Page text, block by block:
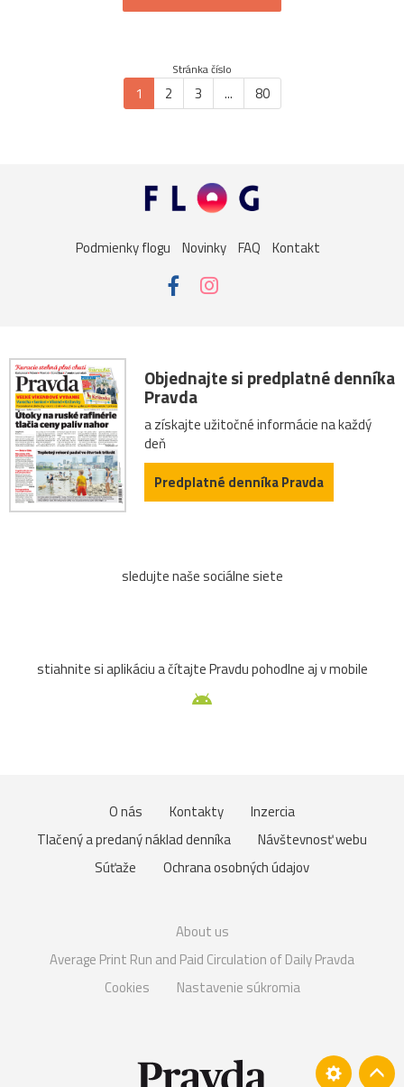
Stránka číslo
1 2 3 ... 80
Podmienky flogu Novinky FAQ Kontakt
Objednajte si predplatné denníka
Pravda
a získajte užitočné informácie na každý
deň
Predplatné denníka Pravda
sledujte naše sociálne siete
stiahnite si aplikáciu a čítajte Pravdu pohodlne aj v mobile
O nás Kontakty
Inzercia
Tlačený a predaný náklad denníka
Návštevnosť webu
Súťaže
Ochrana osobných údajov
About us
Average Print Run and Paid Circulation of Daily Pravda
Cookies
Nastavenie súkromia